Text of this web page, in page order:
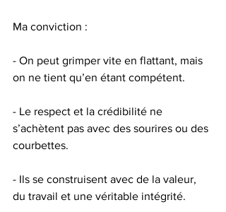
Ma conviction :
- On peut grimper vite en flattant, mais
on ne tient qu’en étant compétent.
- Le respect et la crédibilité ne
s’achètent pas avec des sourires ou des
courbettes.
- Ils se construisent avec de la valeur,
du travail et une véritable intégrité.